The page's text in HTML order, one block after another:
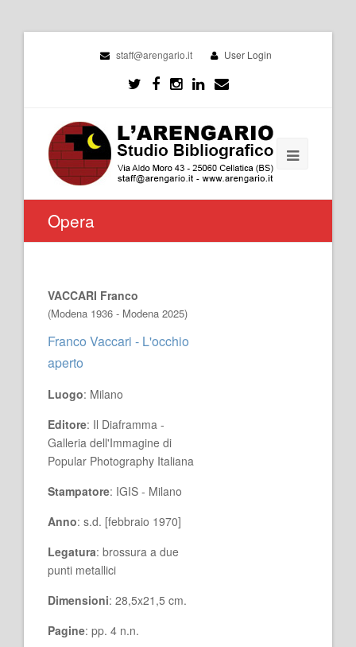
staff@arengario.it User Login
Opera
VACCARI Franco
(Modena 1936 - Modena 2025)
Franco Vaccari - L'occhio
aperto
Luogo: Milano
Editore: Il Diaframma -
Galleria dell'Immagine di
Popular Photography Italiana
Stampatore: IGIS - Milano
Anno: s.d. [febbraio 1970]
Legatura: brossura a due
punti metallici
Dimensioni: 28,5x21,5 cm.
Pagine: pp. 4 n.n.